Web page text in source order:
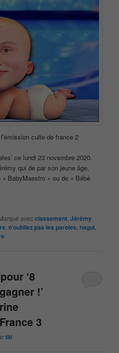
culte de france 2
ce lundi 23 novembre 2020.
qui de par son jeune âge,
BabyMaestro » ou de « Bébé
avecclassement ,Jérémy
n'oubliez pas les paroles nagui
‘8
!’
3
titi